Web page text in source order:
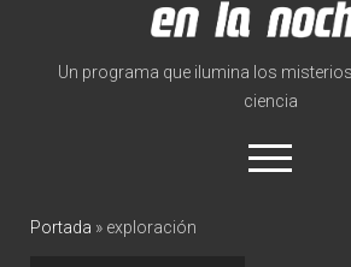
noche
Un programa que ilumina los
ciencia
abrir
el
twitter
Portada » exploración